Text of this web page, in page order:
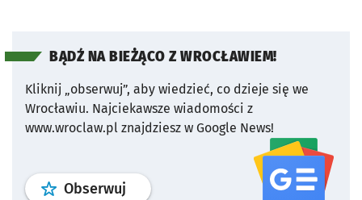
BĄDŹ NA BIEŻĄCO Z WROCŁAWIEM!
Kliknij „obserwuj”, aby wiedzieć, co dzieje się we
Wrocławiu. Najciekawsze wiadomości z
www.wroclaw.pl znajdziesz w Google News!
Obserwuj profil serwisu